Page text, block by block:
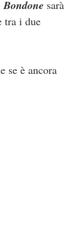
Bondone sarà
tra i due
se è ancora